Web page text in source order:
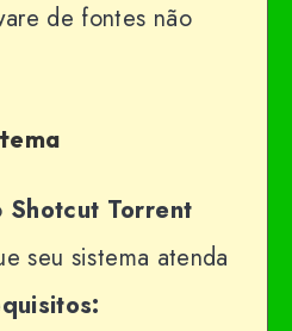
de fontes não
Shotcut Torrent
seu sistema atenda